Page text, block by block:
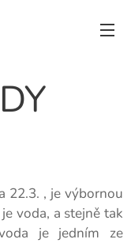
22.3. , je výbornou
voda, a stejně tak
je jedním ze